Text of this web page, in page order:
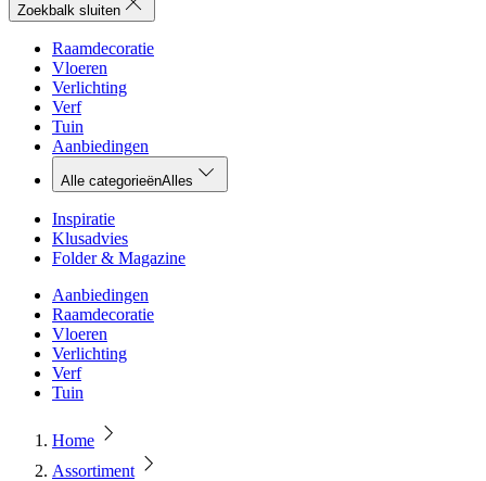
Zoekbalk sluiten
Raamdecoratie
Vloeren
Verlichting
Verf
Tuin
Aanbiedingen
Alle categorieënAlles
Inspiratie
Klusadvies
Folder & Magazine
Aanbiedingen
Raamdecoratie
Vloeren
Verlichting
Verf
Tuin
Home
Assortiment